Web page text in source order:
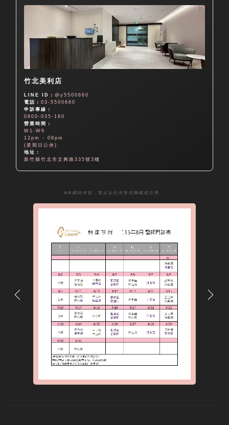
竹北美利店
LINE ID：@y5500660
電話：03-5500660
申訴專線：
0800-035-180
營業時間：
W1-W6
12pm - 08pm
(星期日公休)
地址：
新竹縣竹北市文興路335號3樓
#本網站內容，禁止以任何形式轉載或引用。